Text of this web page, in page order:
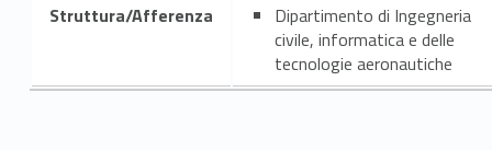
Struttura/Afferenza
Dipartimento di Ingegneria
civile, informatica e delle
tecnologie aeronautiche